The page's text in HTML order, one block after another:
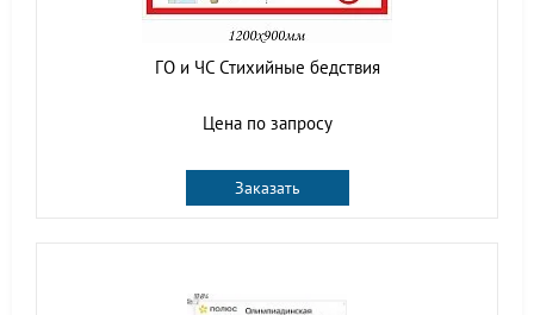
ГО и ЧС Стихийные бедствия
Цена по запросу
Заказать